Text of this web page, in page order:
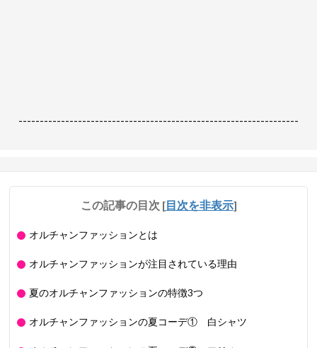
------------------------------------------------------------------
この記事の目次 [目次を非表示]
オルチャンファッションとは
オルチャンファッションが注目されている理由
夏のオルチャンファッションの特徴3つ
オルチャンファッションの夏コーデ① 白シャツ